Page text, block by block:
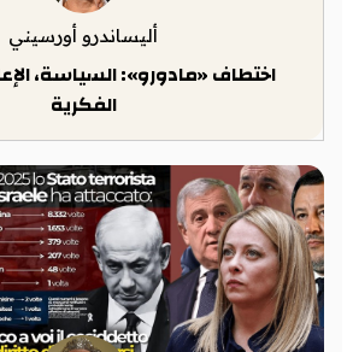
أليساندرو أورسيني
اختطاف «مادورو»: السياسة،
الفكرية